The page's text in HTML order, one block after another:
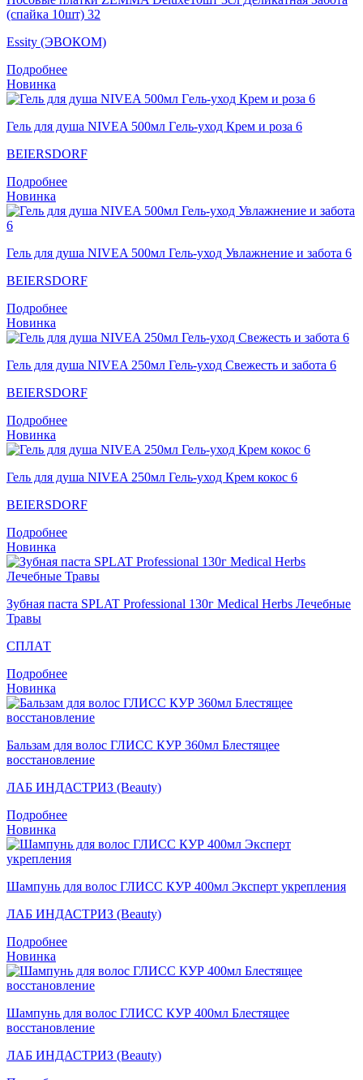
(спайка 10шт) 32
Essity (ЭВОКОМ)
Подробнее
Новинка
Гель для душа NIVEA 500мл Гeль-уход Крем и роза 6
BEIERSDORF
Подробнее
Новинка
Гель для душа NIVEA 500мл Гель-уход Увлажнение и забота 6
BEIERSDORF
Подробнее
Новинка
Гель для душа NIVEA 250мл Гель-уход Свежесть и забота 6
BEIERSDORF
Подробнее
Новинка
Гель для душа NIVEA 250мл Гель-уход Крем кокос 6
BEIERSDORF
Подробнее
Новинка
Зубная паста SPLAT Professional 130г Medical Herbs Лечебные
Травы
СПЛАТ
Подробнее
Новинка
Бальзам для волос ГЛИСС КУР 360мл Блестящее
восстановление
ЛАБ ИНДАСТРИЗ (Beauty)
Подробнее
Новинка
Шампунь для волос ГЛИСС КУР 400мл Эксперт укрепления
ЛАБ ИНДАСТРИЗ (Beauty)
Подробнее
Новинка
Шампунь для волос ГЛИСС КУР 400мл Блестящее
восстановление
ЛАБ ИНДАСТРИЗ (Beauty)